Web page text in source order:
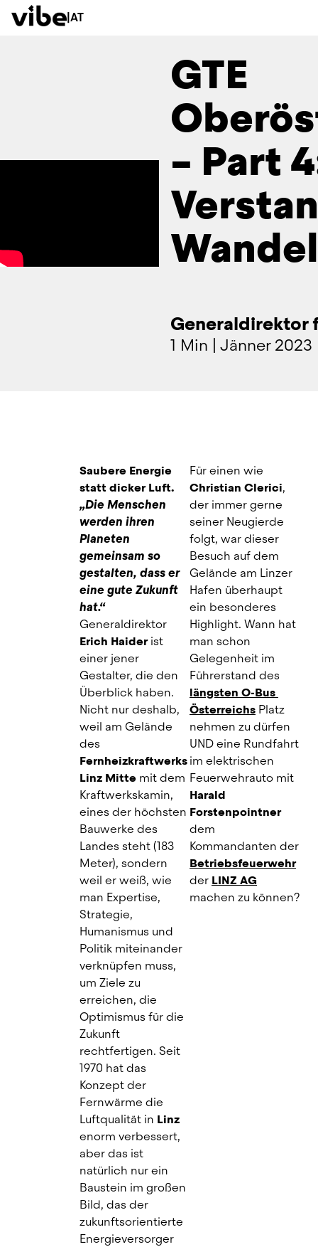
| AT
GTE
– Part
Wandel
Generaldirektor
1 Min | Jänner 2023
Saubere Energie
statt dicker Luft.
„Die Menschen
werden ihren
Planeten
gemeinsam so
gestalten, dass er
eine gute Zukunft
hat.“
Generaldirektor
Erich Haider ist
einer jener
Gestalter, die den
Überblick haben.
Nicht nur deshalb,
weil am Gelände
des
Fernheizkraftwerks
Linz Mitte mit dem
Kraftwerkskamin,
eines der höchsten
Bauwerke des
Landes steht (183
Meter), sondern
weil er weiß, wie
man Expertise,
Strategie,
Humanismus und
Politik miteinander
verknüpfen muss,
um Ziele zu
erreichen, die
Optimismus für die
Zukunft
rechtfertigen. Seit
1970 hat das
Konzept der
Fernwärme die
Luftqualität in Linz
enorm verbessert,
aber das ist
natürlich nur ein
Baustein im großen
Bild, das der
zukunftsorientierte
Energieversorger
Für einen wie
Christian Clerici,
der immer gerne
seiner Neugierde
folgt, war dieser
Besuch auf dem
Gelände am Linzer
Hafen überhaupt
ein besonderes
Highlight. Wann hat
man schon
Gelegenheit im
Führerstand des
längsten O-Bus
Österreichs Platz
nehmen zu dürfen
UND eine Rundfahrt
im elektrischen
Feuerwehrauto mit
Harald
Forstenpointner
dem
Kommandanten der
Betriebsfeuerwehr
der LINZ AG
machen zu können?